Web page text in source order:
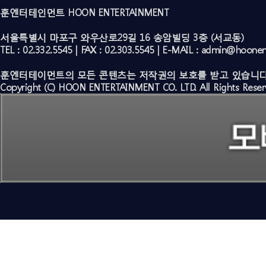
훈엔터테인먼트 HOON ENTERTAINMENT
서울특별시 마포구 와우산로29길 16 송암빌딩 3층 (서교동)
TEL : 02.332.5545 | FAX : 02.303.5545 | E-MAIL :
훈엔터테이먼트의 모든 콘텐츠는 저작권의 보호를 받고 있습니
Copyright (C) HOON ENTERTAINMENT CO. LTD. All Rights